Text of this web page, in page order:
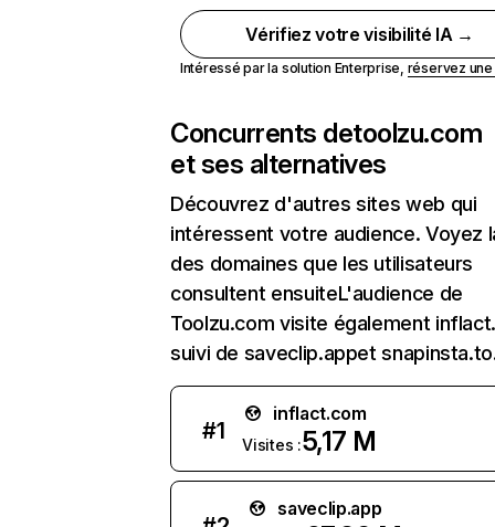
Vérifiez votre visibilité IA →
Intéressé par la solution Enterprise, réservez
Concurrents detoolzu.com
et ses alternatives
Découvrez d'autres sites web qui
intéressent votre audience. Voyez
des domaines que les utilisateurs
consultent ensuiteL'audience de
Toolzu.com visite également
suivi de saveclip.appet
#1
inflact.com
Visites :5,17 M
saveclip.app